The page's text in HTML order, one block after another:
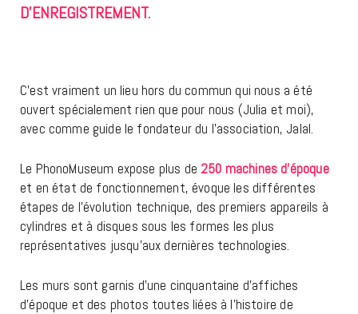
D’ENREGISTREMENT.
C’est vraiment un lieu hors du commun qui nous a été
ouvert spécialement rien que pour nous (Julia et moi),
avec comme guide le fondateur du l’association, Jalal.
Le PhonoMuseum expose plus de 250 machines d’époque
et en état de fonctionnement, évoque les différentes
étapes de l’évolution technique, des premiers appareils à
cylindres et à disques sous les formes les plus
représentatives jusqu’aux dernières technologies.
Les murs sont garnis d’une cinquantaine d’affiches
d’époque et des photos toutes liées à l’histoire de